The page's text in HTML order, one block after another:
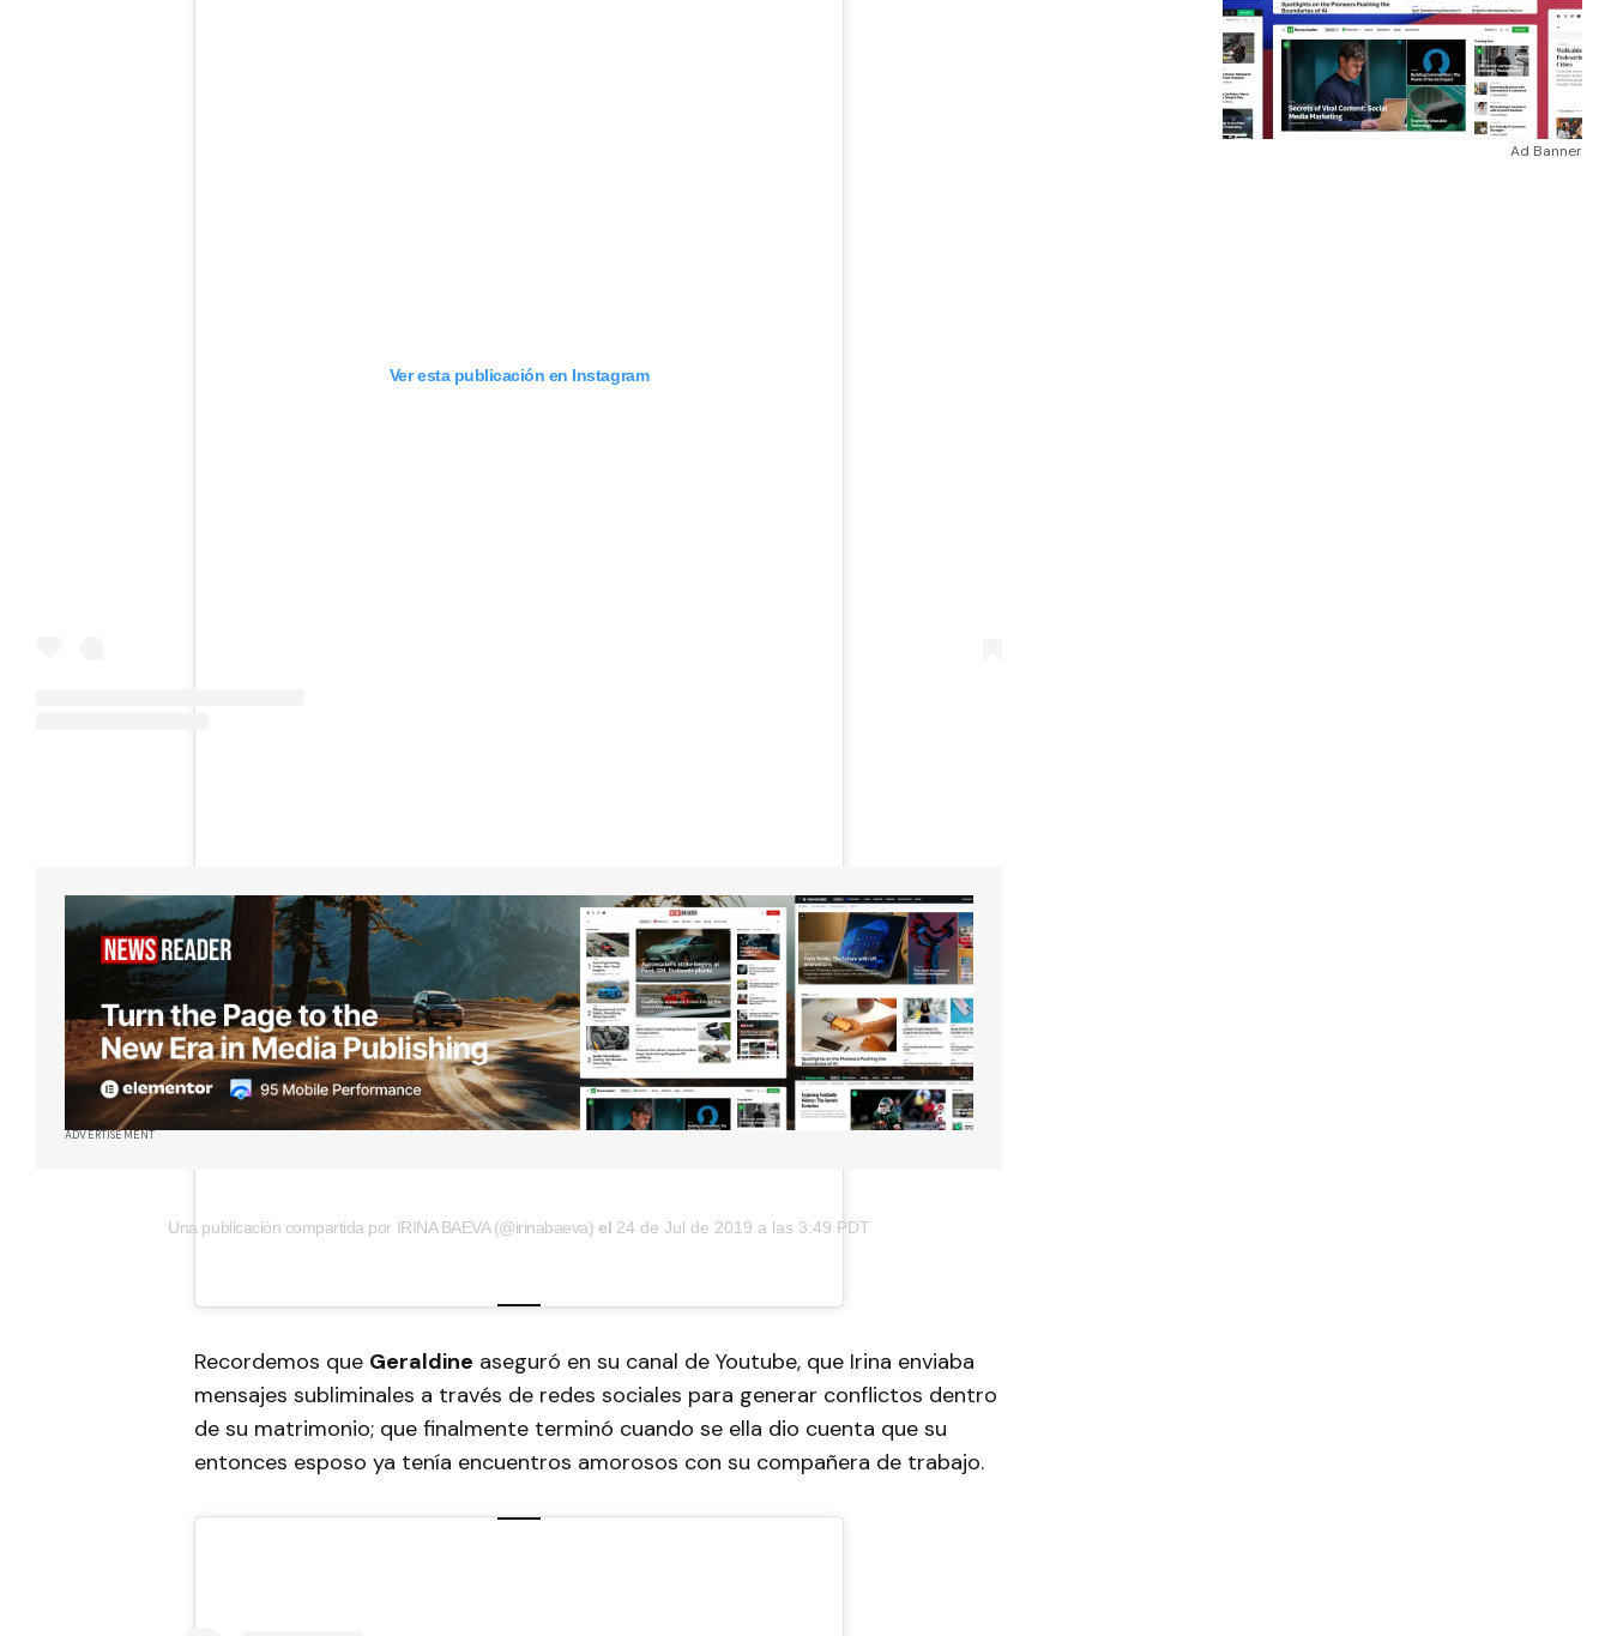
Ver esta publicación en Instagram
ADVERTISEMENT
Una publicación compartida por IRINA BAEVA (@irinabaeva) el 24 de Jul de 2019 a las 3:49 PDT
Recordemos que Geraldine aseguró en su canal de Youtube, que Irina enviaba
mensajes subliminales a través de redes sociales para generar conflictos dentro
de su matrimonio; que finalmente terminó cuando se ella dio cuenta que su
entonces esposo ya tenía encuentros amorosos con su compañera de trabajo.
Ad Banner